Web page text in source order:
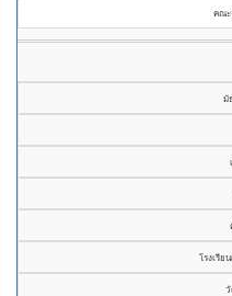
คณะ
มั
โรงเรีย
วั